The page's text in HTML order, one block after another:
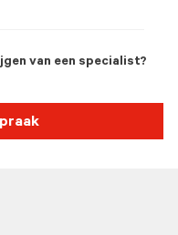
van een specialist?